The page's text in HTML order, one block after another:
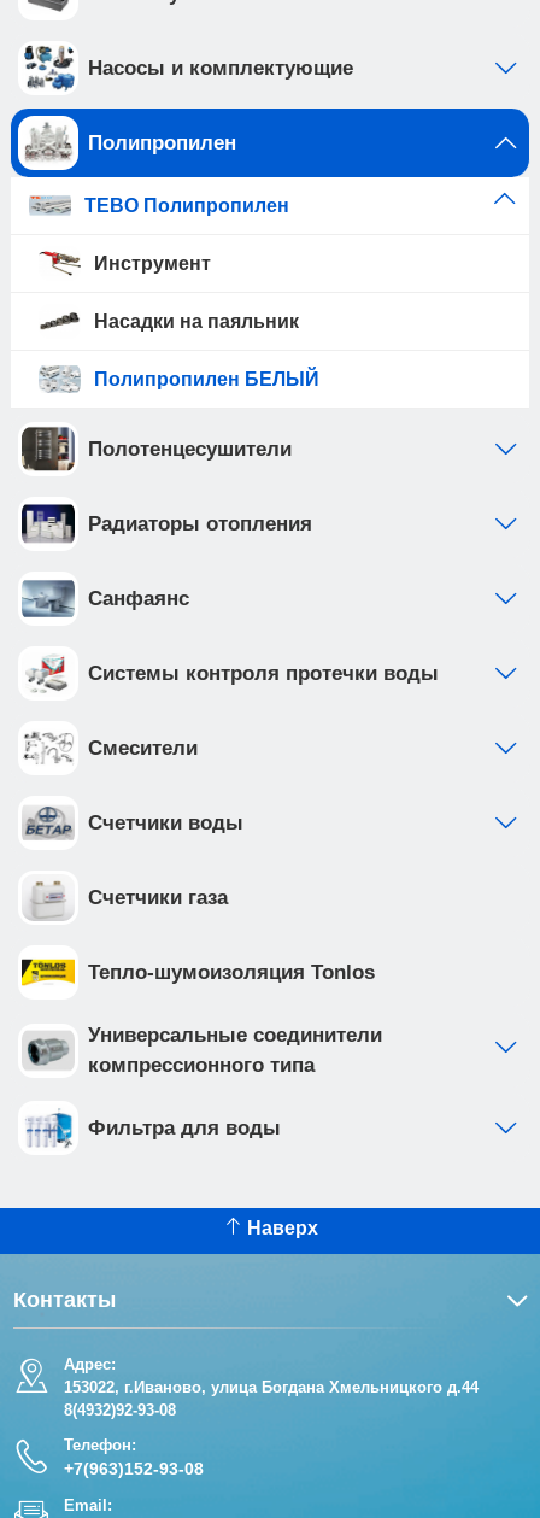
Насосы и комплектующие
Полипропилен
TEBO Полипропилен
Инструмент
Насадки на паяльник
Полипропилен БЕЛЫЙ
Полотенцесушители
Радиаторы отопления
Санфаянс
Системы контроля протечки воды
Смесители
Счетчики воды
Счетчики газа
Тепло-шумоизоляция Tonlos
Универсальные соединители
компрессионного типа
Фильтра для воды
Наверх
Контакты
Адрес:
153022, г.Иваново, улица Богдана Хмельницкого д.44
8(4932)92-93-08
Телефон:
+7(963)152-93-08
Email: